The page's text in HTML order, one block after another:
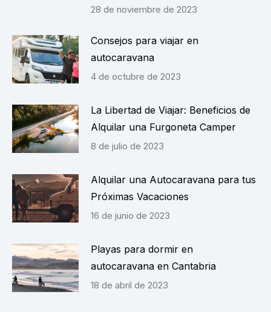
28 de noviembre de 2023
Consejos para viajar en
autocaravana
4 de octubre de 2023
La Libertad de Viajar: Beneficios de
Alquilar una Furgoneta Camper
8 de julio de 2023
Alquilar una Autocaravana para tus
Próximas Vacaciones
16 de junio de 2023
Playas para dormir en
autocaravana en Cantabria
18 de abril de 2023